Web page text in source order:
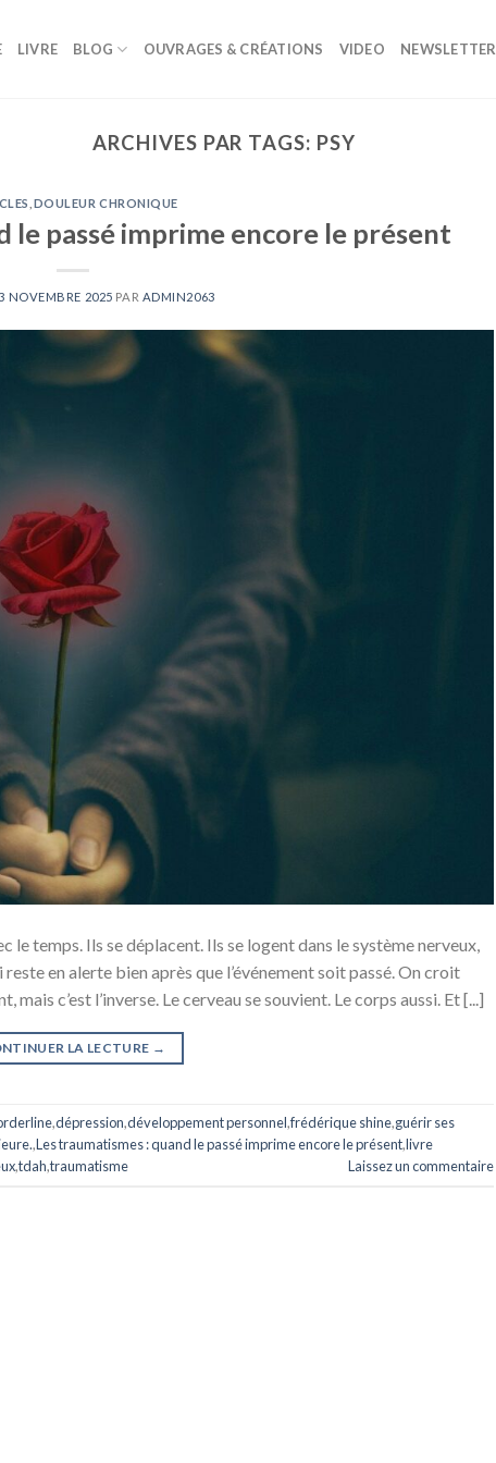
LIVRE BLOG OUVRAGES & CRÉATIONS VIDEO NEWSLETTER
ARCHIVES PAR TAGS: PSY
DOULEUR CHRONIQUE
le passé imprime encore le présent
NOVEMBRE 2025 PAR ADMIN2063
le temps. Ils se déplacent. Ils se logent dans le système nerveux,
en alerte bien après que l’événement soit passé. On croit
c’est l’inverse. Le cerveau se souvient. Le corps aussi. Et [...]
LA LECTURE →
,dépression,développement personnel,frédérique shine,guérir ses
,Les traumatismes : quand le passé imprime encore le présent,livre
,tdah,traumatisme Laissez un commentaire